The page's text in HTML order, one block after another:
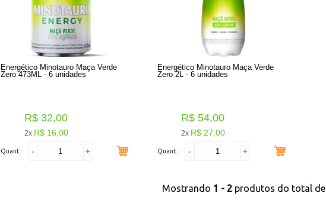
Energético Minotauro Maça Verde
Zero 473ML - 6 unidades
R$ 32,00
2x R$ 16,00
Quant.: - +
Energético Minotauro Maça Verde
Zero 2L - 6 unidades
R$ 54,00
2x R$ 27,00
Quant.: - +
Mostrando 1 - 2 produtos do total de